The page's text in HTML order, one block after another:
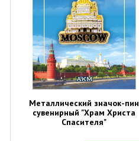
Металлический значок-пин
сувенирный "Храм Христа
Спасителя"